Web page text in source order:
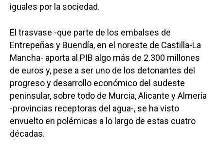
iguales por la sociedad.
El trasvase -que parte de los embalses de
Entrepeñas y Buendía, en el noreste de Castilla-La
Mancha- aporta al PIB algo más de 2.300 millones
de euros y, pese a ser uno de los detonantes del
progreso y desarrollo económico del sudeste
peninsular, sobre todo de Murcia, Alicante y Almería
-provincias receptoras del agua-, se ha visto
envuelto en polémicas a lo largo de estas cuatro
décadas.